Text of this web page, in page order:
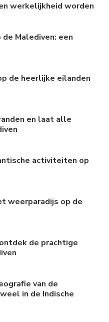
werkelijkheid worden
Malediven: een
de heerlijke eilanden
en laat alle
activiteiten op
weerparadijs op de
de prachtige
van de
in de Indische